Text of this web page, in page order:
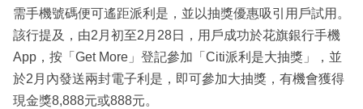
需手機號碼便可遙距派利是，並以抽獎優惠吸引用戶試用。
該行提及，由2月初至2月28日，用戶成功於花旗銀行手機
App，按「Get More」登記參加「Citi派利是大抽獎」，並
於2月內發送兩封電子利是，即可參加大抽獎，有機會獲得
現金獎8,888元或888元。